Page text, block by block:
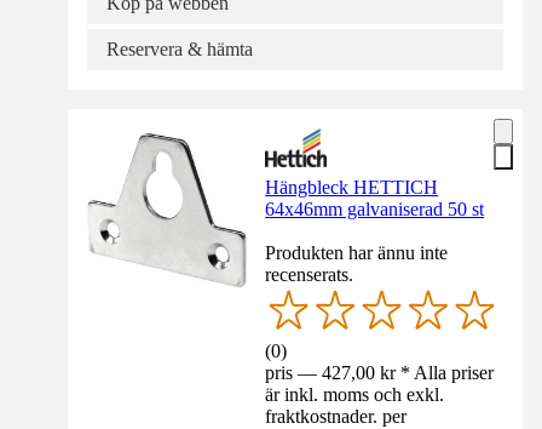
Reservera & hämta
Hängbleck HETTICH
64x46mm galvaniserad 50 st
Produkten har ännu inte
recenserats.
(0)
pris — 427,00 kr * Alla priser
är inkl. moms och exkl.
fraktkostnader. per